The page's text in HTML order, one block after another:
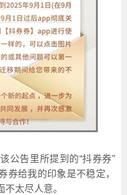
公告里所提到的“抖券券”
券给我的印象是不稳定，
太尽人意。